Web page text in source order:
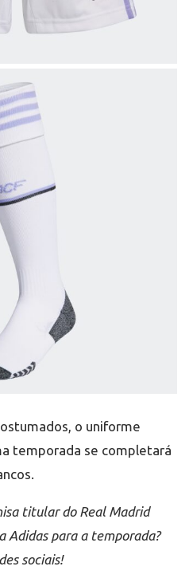
o uniforme
temporada se completará
titular do Real Madrid
Adidas para a temporada?
sociais!